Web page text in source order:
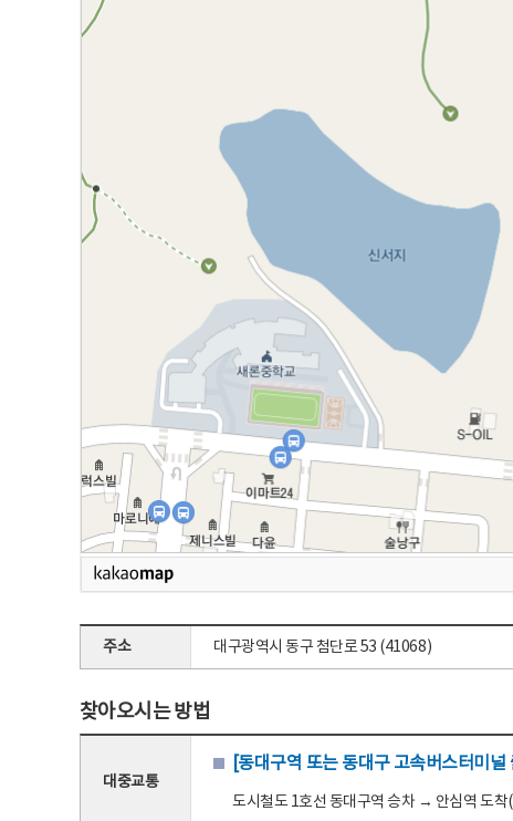
주소 대구광역시 동구 첨단로 53 (41068)
찾아오시는 방법
대중교통
[동대구역 또는 동대구 고속버스터미널
도시철도 1호선 동대구역 승차 → 안심역 도